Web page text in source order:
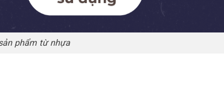
phẩm từ nhựa